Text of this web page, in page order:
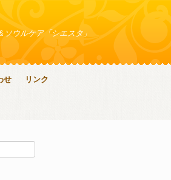
ウルケア「シエスタ」
せ リンク